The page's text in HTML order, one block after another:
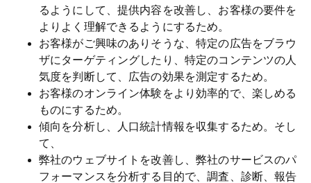
るようにして、提供内容を改善し、お客様の要件を
よりよく理解できるようにするため。
お客様がご興味のありそうな、特定の広告をブラウ
ザにターゲティングしたり、特定のコンテンツの人
気度を判断して、広告の効果を測定するため。
お客様のオンライン体験をより効率的で、楽しめる
ものにするため。
傾向を分析し、人口統計情報を収集するため。そし
て、
弊社のウェブサイトを改善し、弊社のサービスのパ
フォーマンスを分析する目的で、調査、診断、報告